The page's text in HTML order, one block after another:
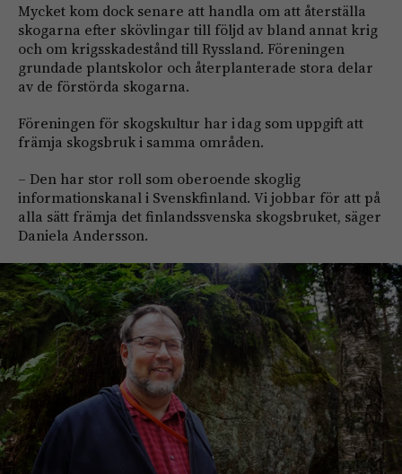
Mycket kom dock senare att handla om att återställa
skogarna efter skövlingar till följd av bland annat krig
och om krigsskadestånd till Ryssland. Föreningen
grundade plantskolor och återplanterade stora delar
av de förstörda skogarna.
Föreningen för skogskultur har i dag som uppgift att
främja skogsbruk i samma områden.
– Den har stor roll som oberoende skoglig
informationskanal i Svenskfinland. Vi jobbar för att på
alla sätt främja det finlandssvenska skogsbruket, säger
Daniela Andersson.